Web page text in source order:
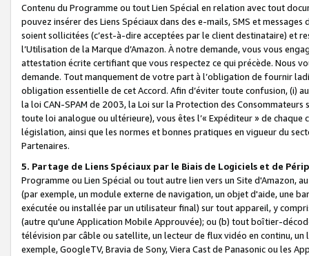
Contenu du Programme ou tout Lien Spécial en relation avec tout
pouvez insérer des Liens Spéciaux dans des e-mails, SMS et
soient sollicitées (c’est-à-dire acceptées par le client destinataire) et
l’Utilisation de la Marque d’Amazon. À notre demande, vous vous
attestation écrite certifiant que vous respectez ce qui précède. Nous
demande. Tout manquement de votre part à l’obligation de fournir
obligation essentielle de cet Accord. Afin d’éviter toute confusion, (i)
la loi CAN-SPAM de 2003, la Loi sur la Protection des
toute loi analogue ou ultérieure), vous êtes l’« Expéditeur » de
législation, ainsi que les normes et bonnes pratiques en vigueur du
Partenaires.
5. Partage de Liens Spéciaux par le Biais de Logiciels et de
Programme ou Lien Spécial ou tout autre lien vers un Site d'Amazon,
(par exemple, un module externe de navigation, un objet d'aide, une
exécutée ou installée par un utilisateur final) sur tout appareil, y
(autre qu'une Application Mobile Approuvée); ou (b) tout boîtier-
télévision par câble ou satellite, un lecteur de flux vidéo en continu,
exemple, GoogleTV, Bravia de Sony, Viera Cast de Panasonic ou les